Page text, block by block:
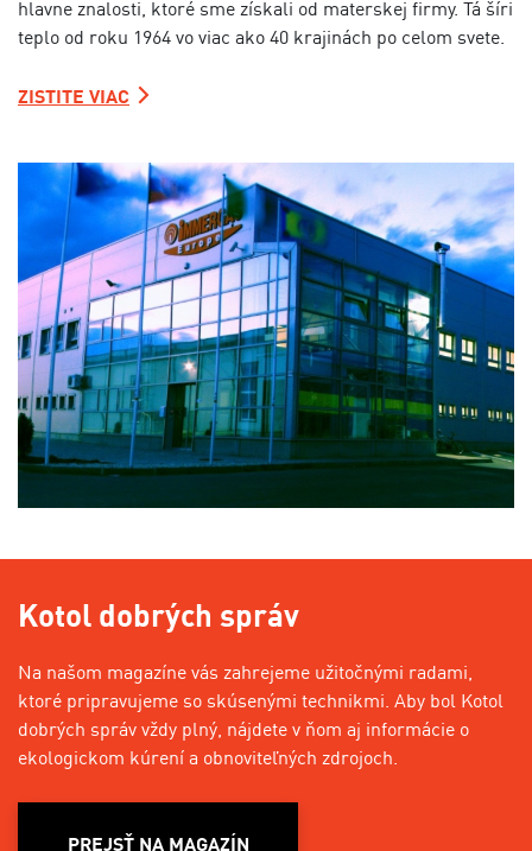
hlavne znalosti, ktoré sme získali od materskej firmy. Tá šíri
teplo od roku 1964 vo viac ako 40 krajinách po celom svete.
ZISTITE VIAC
Kotol dobrých správ
Na našom magazíne vás zahrejeme užitočnými radami,
ktoré pripravujeme so skúsenými technikmi. Aby bol Kotol
dobrých správ vždy plný, nájdete v ňom aj informácie o
ekologickom kúrení a obnoviteľných zdrojoch.
PREJSŤ NA MAGAZÍN